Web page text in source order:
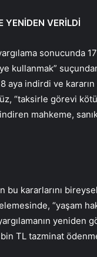
YENİDEN VERİLDİ
sonucunda
kullanmak”
aya indirdi ve
“taksirle görevi
mahkeme,
kararlarını
“yaşam
yeniden
TL tazminat